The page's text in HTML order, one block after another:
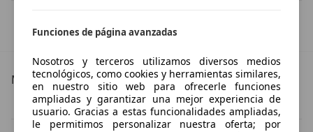
Esta información la proporciona el proveedor del certificado.
Más detalles
Ford S-Max
Funciones de página avanzadas
Nosotros y terceros utilizamos diversos medios
tecnológicos, como cookies y herramientas similares,
en nuestro sitio web para ofrecerle funciones
ampliadas y garantizar una mejor experiencia de
usuario. Gracias a estas funcionalidades ampliadas,
le permitimos personalizar nuestra oferta; por